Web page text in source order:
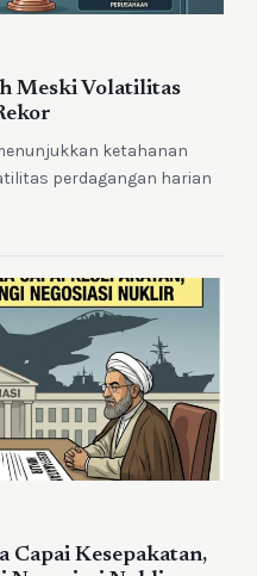
Meski Volatilitas
ketahanan
perdagangan harian
Capai Kesepakatan,